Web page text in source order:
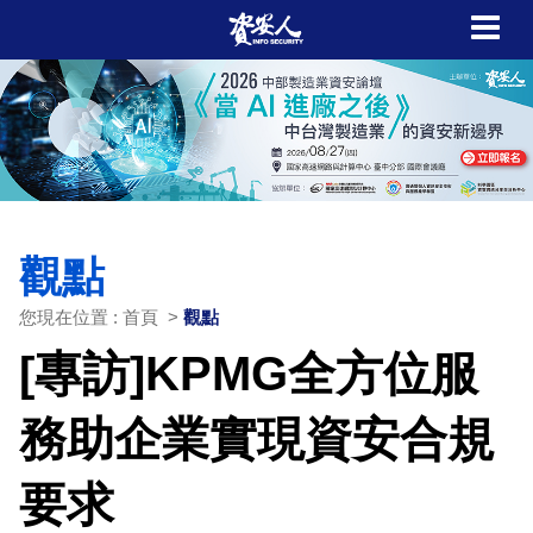
觀點
您現在位置 : 首頁 > 觀點
[專訪]KPMG全方位服
務助企業實現資安合規
要求